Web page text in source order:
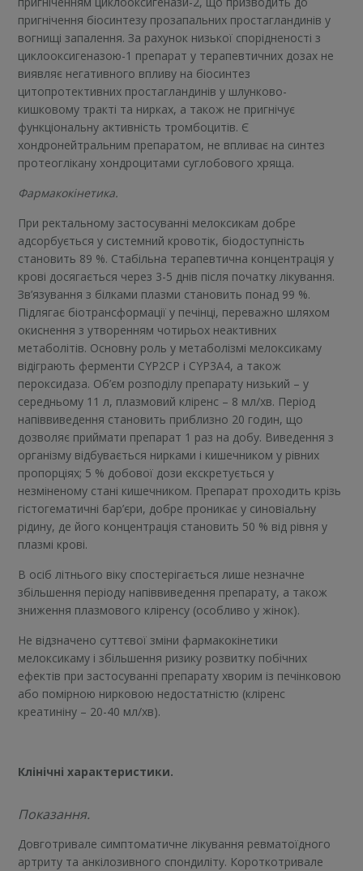
пригнічення біосинтезу прозапальних простагландинів у
вогнищі запалення. За рахунок низької спорідненості з
циклооксигеназою-1 препарат у терапевтичних дозах не
виявляє негативного впливу на біосинтез
цитопротективних простагландинів у шлунково-
кишковому тракті та нирках, а також не пригнічує
функціональну активність тромбоцитів. Є
хондронейтральним препаратом, не впливає на синтез
протеоглікану хондроцитами суглобового хряща.
Фармакокінетика.
При ректальному застосуванні мелоксикам добре
адсорбується у системний кровотік, біодоступність
становить 89 %. Стабільна терапевтична концентрація у
крові досягається через 3-5 днів після початку лікування.
Зв’язування з білками плазми становить понад 99 %.
Підлягає біотрансформації у печінці, переважно шляхом
окиснення з утворенням чотирьох неактивних
метаболітів. Основну роль у метаболізмі мелоксикаму
відіграють ферменти CYP2CP і CYP3A4, а також
пероксидаза. Об’єм розподілу препарату низький – у
середньому 11 л, плазмовий кліренс – 8 мл/хв. Період
напіввиведення становить приблизно 20 годин, що
дозволяє приймати препарат 1 раз на добу. Виведення з
організму відбувається нирками і кишечником у рівних
пропорціях; 5 % добової дози екскретується у
незміненому стані кишечником. Препарат проходить крізь
гістогематичні бар’єри, добре проникає у синовіальну
рідину, де його концентрація становить 50 % від рівня у
плазмі крові.
В осіб літнього віку спостерігається лише незначне
збільшення періоду напіввиведення препарату, а також
зниження плазмового кліренсу (особливо у жінок).
Не відзначено суттєвої зміни фармакокінетики
мелоксикаму і збільшення ризику розвитку побічних
ефектів при застосуванні препарату хворим із печінковою
або помірною нирковою недостатністю (кліренс
креатиніну – 20-40 мл/хв).
Клінічні характеристики.
Показання.
Довготривале симптоматичне лікування ревматоїдного
артриту та анкілозивного спондиліту. Короткотривале